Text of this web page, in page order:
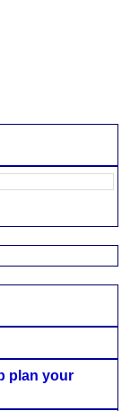
plan your